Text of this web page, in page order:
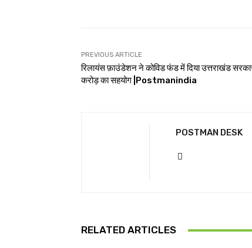
PREVIOUS ARTICLE
रिलायंस फ़ाउंडेशन ने कोविड फंड में दिया उत्तराखंड
करोड़ का सहयोग |Postmanindia
POSTMAN DESK
RELATED ARTICLES